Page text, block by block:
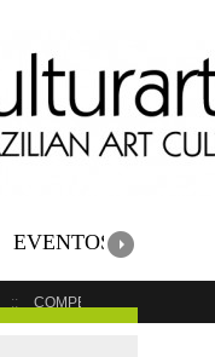
EVENTOS
COMPETITION